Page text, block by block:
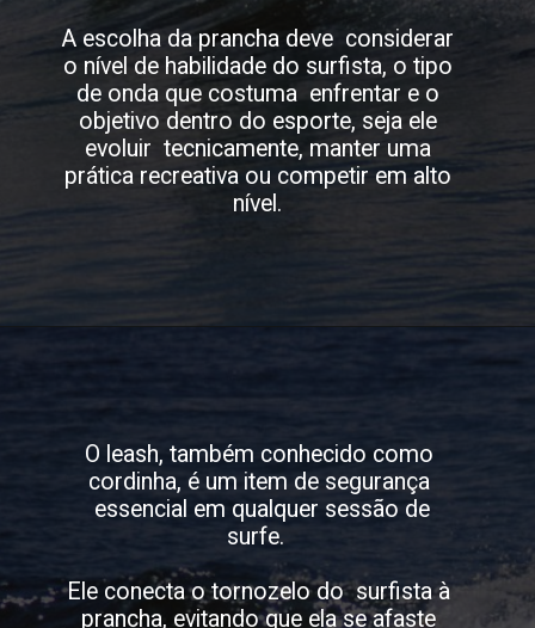
A escolha da prancha deve considerar
o nível de habilidade do surfista, o tipo
de onda que costuma enfrentar e o
objetivo dentro do esporte, seja ele
evoluir tecnicamente, manter uma
prática recreativa ou competir em alto
nível.
O leash, também conhecido como
cordinha, é um item de segurança
essencial em qualquer sessão de
surfe.
Ele conecta o tornozelo do surfista à
prancha, evitando que ela se afaste